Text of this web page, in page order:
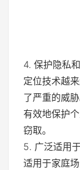
4. 保护隐私
定位技术越
了严重的威
有效地保护
窃取。
5. 广泛适用
适用于家庭